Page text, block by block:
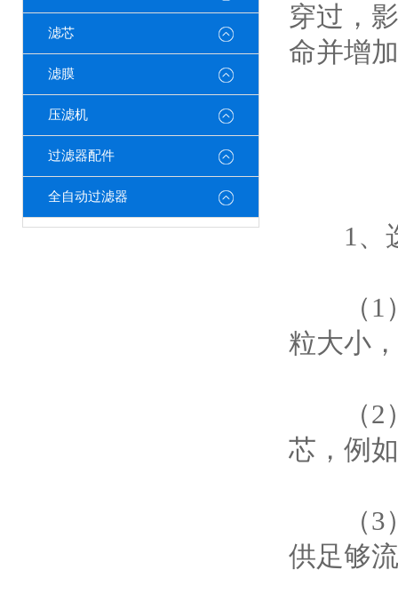
滤芯
滤膜
压滤机
过滤器配件
全自动过滤器
穿过，
命并增
1、
（1）
粒大小
（2）
芯，例
（3）
供足够